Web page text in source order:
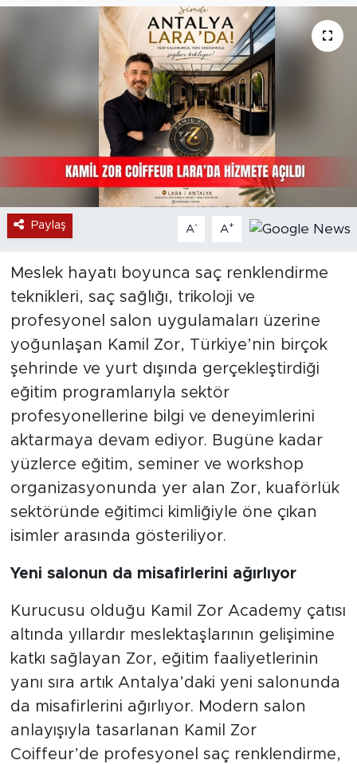
Paylaş A- A+
Meslek hayatı boyunca saç renklendirme
teknikleri, saç sağlığı, trikoloji ve
profesyonel salon uygulamaları üzerine
yoğunlaşan Kamil Zor, Türkiye’nin birçok
şehrinde ve yurt dışında gerçekleştirdiği
eğitim programlarıyla sektör
profesyonellerine bilgi ve deneyimlerini
aktarmaya devam ediyor. Bugüne kadar
yüzlerce eğitim, seminer ve workshop
organizasyonunda yer alan Zor, kuaförlük
sektöründe eğitimci kimliğiyle öne çıkan
isimler arasında gösteriliyor.
Yeni salonun da misafirlerini ağırlıyor
Kurucusu olduğu Kamil Zor Academy çatısı
altında yıllardır meslektaşlarının gelişimine
katkı sağlayan Zor, eğitim faaliyetlerinin
yanı sıra artık Antalya’daki yeni salonunda
da misafirlerini ağırlıyor. Modern salon
anlayışıyla tasarlanan Kamil Zor
Coiffeur’de profesyonel saç renklendirme,